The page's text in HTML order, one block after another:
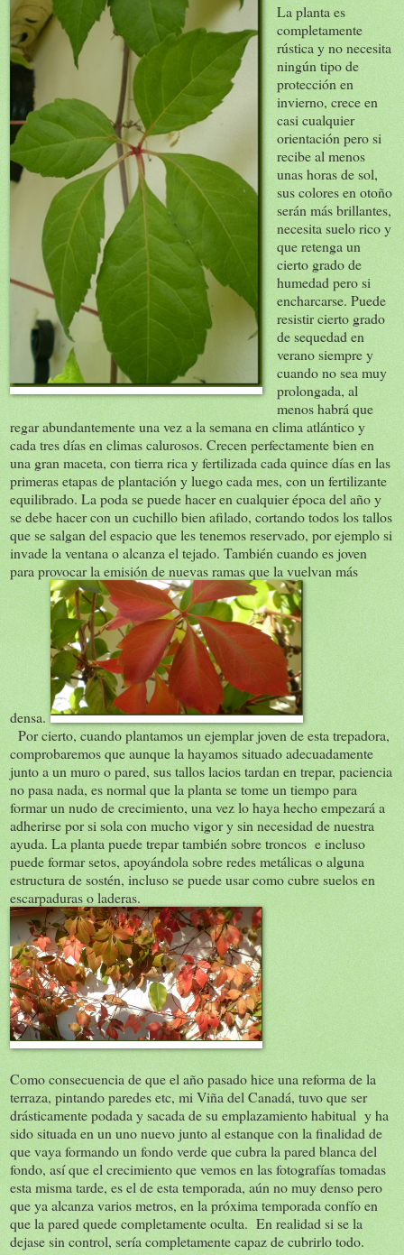
La planta es
completamente
rústica y no necesita
ningún tipo de
protección en
invierno, crece en
casi cualquier
orientación pero si
recibe al menos
unas horas de sol,
sus colores en otoño
serán más brillantes,
necesita suelo rico y
que retenga un
cierto grado de
humedad pero si
encharcarse. Puede
resistir cierto grado
de sequedad en
verano siempre y
cuando no sea muy
prolongada, al
menos habrá que
regar abundantemente una vez a la semana en clima atlántico y
cada tres días en climas calurosos. Crecen perfectamente bien en
una gran maceta, con tierra rica y fertilizada cada quince días en las
primeras etapas de plantación y luego cada mes, con un fertilizante
equilibrado. La poda se puede hacer en cualquier época del año y
se debe hacer con un cuchillo bien afilado, cortando todos los tallos
que se salgan del espacio que les tenemos reservado, por ejemplo si
invade la ventana o alcanza el tejado. También cuando es joven
para provocar la emisión de nuevas ramas que la vuelvan más
densa.
Por cierto, cuando plantamos un ejemplar joven de esta trepadora,
comprobaremos que aunque la hayamos situado adecuadamente
junto a un muro o pared, sus tallos lacios tardan en trepar, paciencia
no pasa nada, es normal que la planta se tome un tiempo para
formar un nudo de crecimiento, una vez lo haya hecho empezará a
adherirse por si sola con mucho vigor y sin necesidad de nuestra
ayuda. La planta puede trepar también sobre troncos e incluso
puede formar setos, apoyándola sobre redes metálicas o alguna
estructura de sostén, incluso se puede usar como cubre suelos en
escarpaduras o laderas.
Como consecuencia de que el año pasado hice una reforma de la
terraza, pintando paredes etc, mi Viña del Canadá, tuvo que ser
drásticamente podada y sacada de su emplazamiento habitual y ha
sido situada en un uno nuevo junto al estanque con la finalidad de
que vaya formando un fondo verde que cubra la pared blanca del
fondo, así que el crecimiento que vemos en las fotografías tomadas
esta misma tarde, es el de esta temporada, aún no muy denso pero
que ya alcanza varios metros, en la próxima temporada confío en
que la pared quede completamente oculta. En realidad si se la
dejase sin control, sería completamente capaz de cubrirlo todo.